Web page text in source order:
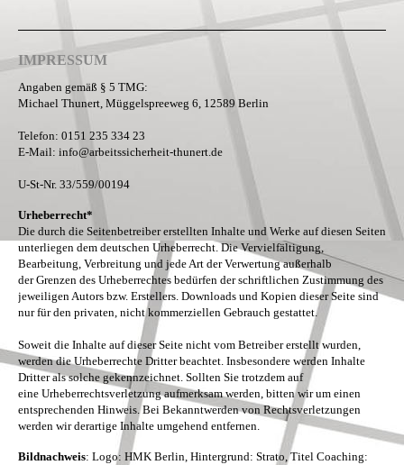
IMPRESSUM
Angaben gemäß § 5 TMG:
Michael Thunert, Müggelspreeweg 6, 12589 Berlin
Telefon: 0151 235 334 23
E-Mail: info@arbeitssicherheit-thunert.de
U-St-Nr. 33/559/00194
Urheberrecht*
Die durch die Seitenbetreiber erstellten Inhalte und Werke auf diesen Seiten
unterliegen dem deutschen Urheberrecht. Die Vervielfältigung,
Bearbeitung, Verbreitung und jede Art der Verwertung außerhalb
der Grenzen des Urheberrechtes bedürfen der schriftlichen Zustimmung des
jeweiligen Autors bzw. Erstellers. Downloads und Kopien dieser Seite sind
nur für den privaten, nicht kommerziellen Gebrauch gestattet.
Soweit die Inhalte auf dieser Seite nicht vom Betreiber erstellt wurden,
werden die Urheberrechte Dritter beachtet. Insbesondere werden Inhalte
Dritter als solche gekennzeichnet. Sollten Sie trotzdem auf
eine Urheberrechtsverletzung aufmerksam werden, bitten wir um einen
entsprechenden Hinweis. Bei Bekanntwerden von Rechtsverletzungen
werden wir derartige Inhalte umgehend entfernen.
Bildnachweis: Logo: HMK Berlin, Hintergrund: Strato, Titel Coaching: